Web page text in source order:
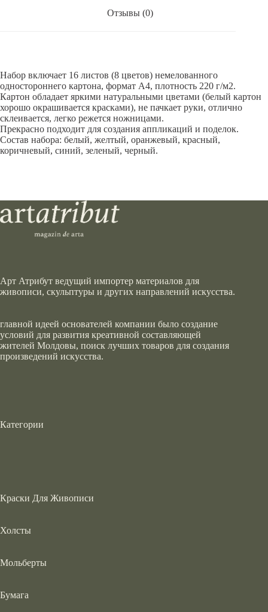
Отзывы (0)
Набор включает 16 листов (8 цветов) немелованного
одностороннего картона, формат А4, плотность 220 г/м2.
Картон обладает яркими натуральными цветами (белый картон
хорошо окрашивается красками), не пачкает руки, отлично
склеивается, легко режется ножницами.
Прекрасно подходит для создания аппликаций и поделок.
Состав набора: белый, желтый, оранжевый, красный,
коричневый, синий, зеленый, черный.
Арт Атрибут ведущий импортер материалов для
живописи, скульптуры и других направлений искусства.
главной идеей основателей компании было создание
условий для развития креативной составляющей
жителей Молдовы, поиск лучших товаров для создания
произведений искусства.
Категории
Краски Для Живописи
Холсты
Мольберты
Бумага